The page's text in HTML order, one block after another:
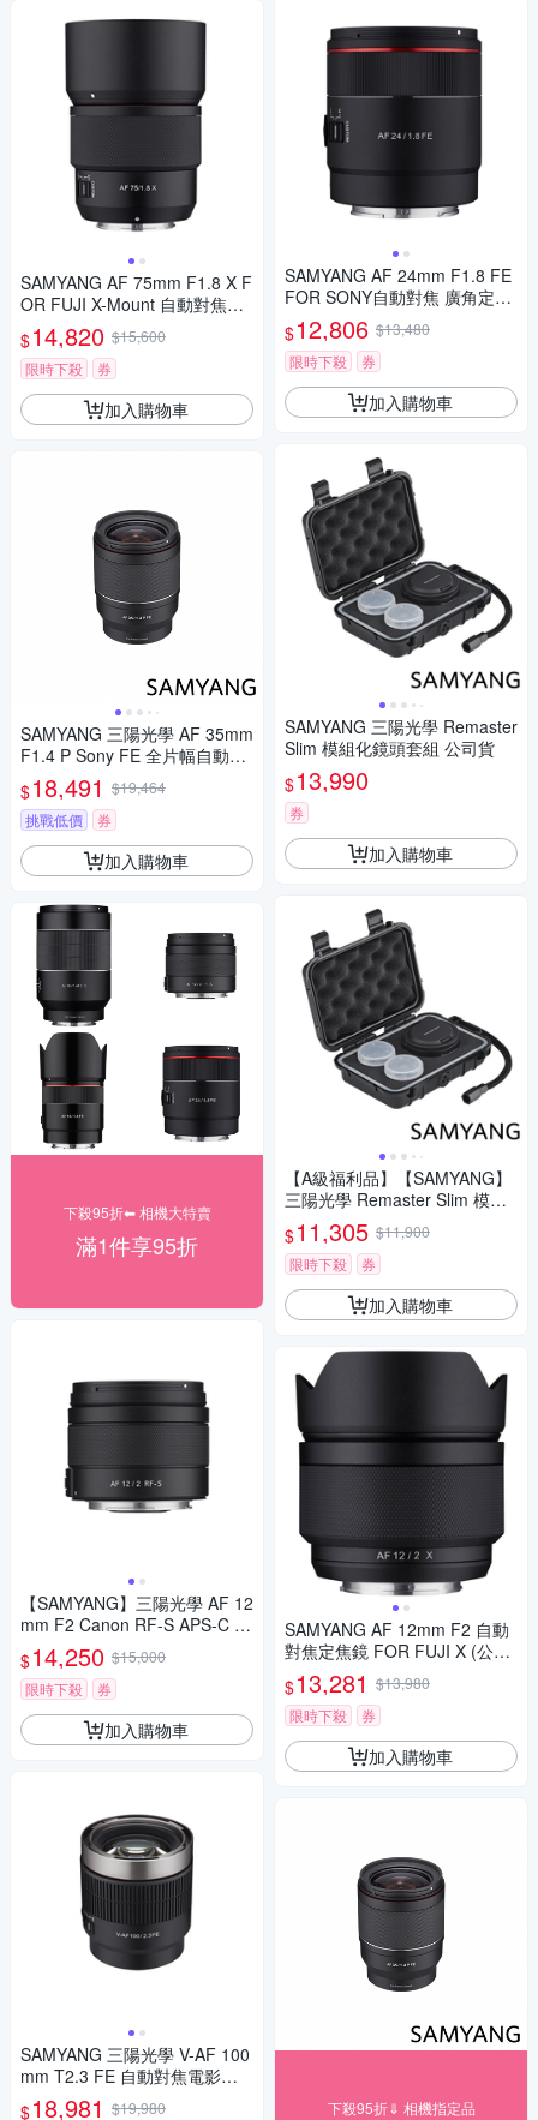
SAMYANG AF 75mm F1.8 X F
OR FUJI X-Mount 自動對焦鏡
頭 公司貨
$14,820 $15,600
限時下殺
券
加入購物車
SAMYANG 三陽光學 AF 35mm
F1.4 P Sony FE 全片幅自動對
焦鏡頭 公司貨
$18,491 $19,464
挑戰低價
券
加入購物車
下殺95折⬅︎ 相機大特賣
滿1件享95折
【SAMYANG】三陽光學 AF 12
mm F2 Canon RF-S APS-C 自
動對焦鏡頭 公司貨
$14,250 $15,000
限時下殺
券
加入購物車
SAMYANG 三陽光學 V-AF 100
mm T2.3 FE 自動對焦電影鏡 S
ony FE 公司貨
$18,981 $19,980
SAMYANG AF 24mm F1.8 FE
FOR SONY自動對焦 廣角定焦
鏡頭 (公司貨)
$12,806 $13,480
限時下殺
券
加入購物車
SAMYANG 三陽光學 Remaster
Slim 模組化鏡頭套組 公司貨
$13,990
券
加入購物車
【A級福利品】【SAMYANG】
三陽光學 Remaster Slim 模組
化鏡頭套組 公司貨
$11,305 $11,900
限時下殺
券
加入購物車
SAMYANG AF 12mm F2 自動
對焦定焦鏡 FOR FUJI X (公司
貨)
$13,281 $13,980
限時下殺
券
加入購物車
下殺95折⇓ 相機指定品